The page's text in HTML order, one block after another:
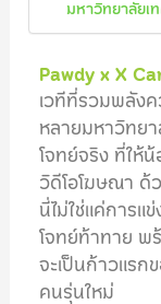
มหาวิทยาลัยเ
Pawdy x X
เวทีที่รวมพลัง
หลายมหาวิทยา
โจทย์จริง ที่ให้
วิดีโอโฆษณา ด้
นี่ไม่ใช่แค่การแ
โจทย์ท้าทาย พ
จะเป็นก้าวแรก
คนรุ่นใหม่